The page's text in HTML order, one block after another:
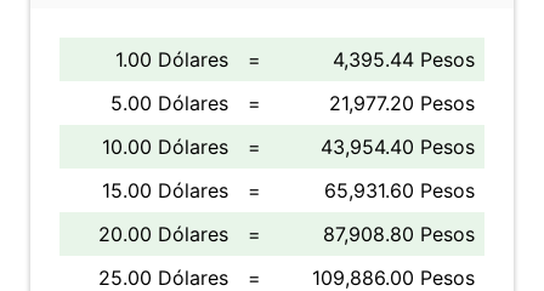
1.00 Dólares =
4,395.44 Pesos
5.00 Dólares
=
21,977.20 Pesos
10.00 Dólares
=
43,954.40 Pesos
15.00 Dólares
=
65,931.60 Pesos
20.00 Dólares
=
87,908.80 Pesos
25.00 Dólares
=
109,886.00 Pesos